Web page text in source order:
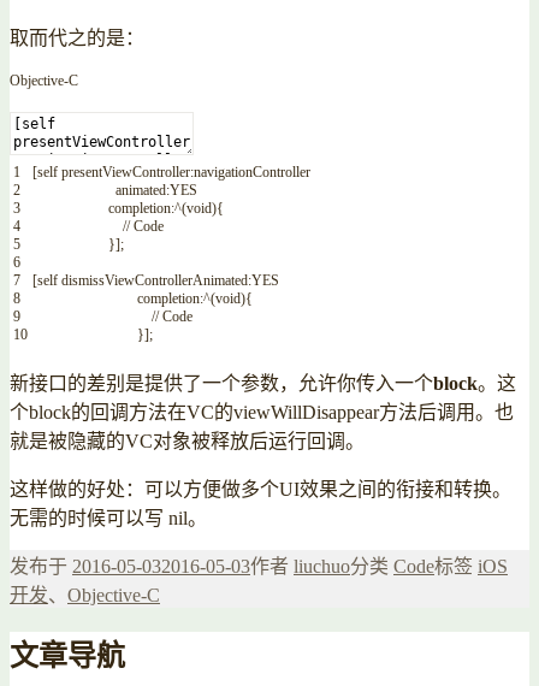
取而代之的是：
Objective-C
1
2
3
4
5
6
7
8
9
10
[self presentViewController:navigationController
animated:YES
completion:^(void){
// Code
}];
[self dismissViewControllerAnimated:YES
completion:^(void){
// Code
}];
新接口的差别是提供了一个参数，允许你传入一个block。这
个block的回调方法在VC的viewWillDisappear方法后调用。也
就是被隐藏的VC对象被释放后运行回调。
这样做的好处：可以方便做多个UI效果之间的衔接和转换。
无需的时候可以写 nil。
发布于 2016-05-032016-05-03作者 liuchuo分类 Code标签 iOS
开发、 Objective-C
文章导航